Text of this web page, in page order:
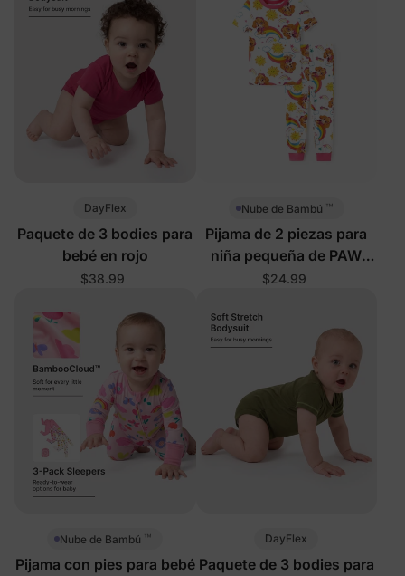
DayFlex
Paquete de 3 bodies para
bebé en rojo
$38.99
Nube de Bambú ™
Pijama de 2 piezas para
niña pequeña de PAW
Patrol en color rosa
$24.99
Nube de Bambú ™
Pijama con pies para bebé
DayFlex
Paquete de 3 bodies para